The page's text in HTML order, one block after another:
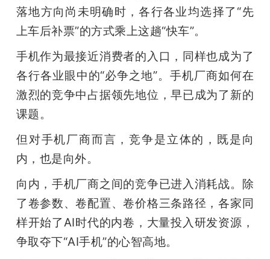
开
活
动
中
心
GAIR
落地方向尚未明确时，各行各业均选择了“先
上车后补票”的方式乘上这趟“快车”。
手机作为最接近消费者的入口，同样也成为了
各行各业眼中的“必争之地”。手机厂商如何在
激烈的竞争中占据领先地位，早已成为了新的
课题。
但对手机厂商而言，竞争是立体的，既是向
内，也是向外。
向内，手机厂商之间的竞争已进入消耗战。除
了卷参数、卷配置、卷价格三条路径，各家同
样开始了AI时代的内卷，大量投入研发资源，
争取夺下“AI手机”的心智高地。